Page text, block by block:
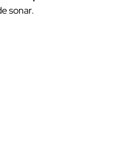
sonar.